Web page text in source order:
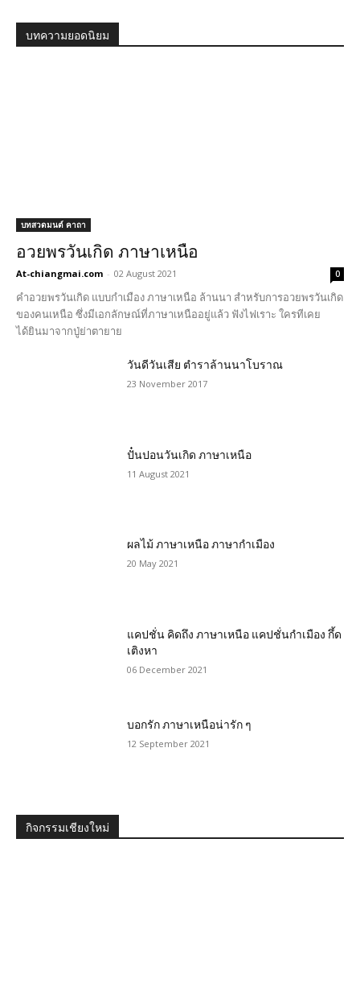
บทความยอดนิยม
บทสวดมนต์ คาถา
อวยพรวันเกิด ภาษาเหนือ
At-chiangmai.com - 02 August 2021 0
คำอวยพรวันเกิด แบบกำเมือง ภาษาเหนือ ล้านนา สำหรับการอวยพรวันเกิด
ของคนเหนือ ซึ่งมีเอกลักษณ์ที่ภาษาเหนืออยู่แล้ว ฟังไฟเราะ ใครทีเคย
ได้ยินมาจากปู่ย่าตายาย
วันดีวันเสีย ตำราล้านนาโบราณ
23 November 2017
ปั๋นปอนวันเกิด ภาษาเหนือ
11 August 2021
ผลไม้ ภาษาเหนือ ภาษากำเมือง
20 May 2021
แคปชั่น คิดถึง ภาษาเหนือ แคปชั่นกำเมือง กึ้ด
เติงหา
06 December 2021
บอกรัก ภาษาเหนือน่ารัก ๆ
12 September 2021
กิจกรรมเชียงใหม่